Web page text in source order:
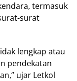
termasuk
surat
lengkap atau
pendekatan
ujar Letkol